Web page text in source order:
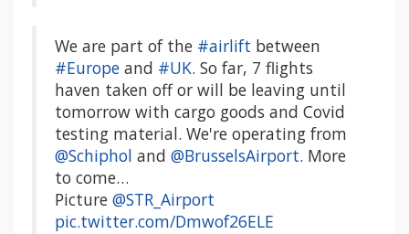
We are part of the #airlift between
#Europe and #UK. So far, 7 flights
haven taken off or will be leaving until
tomorrow with cargo goods and Covid
testing material. We're operating from
@Schiphol and @BrusselsAirport. More
to come…
Picture @STR_Airport
pic.twitter.com/Dmwof26ELE